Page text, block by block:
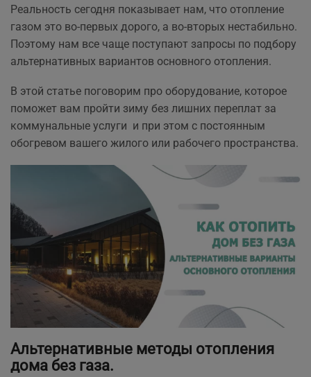
Реальность сегодня показывает нам, что отопление
газом это во-первых дорого, а во-вторых нестабильно.
Поэтому нам все чаще поступают запросы по подбору
альтернативных вариантов основного отопления.
В этой статье поговорим про оборудование, которое
поможет вам пройти зиму без лишних переплат за
коммунальные услуги и при этом с постоянным
обогревом вашего жилого или рабочего пространства.
Альтернативные методы отопления
дома без газа.